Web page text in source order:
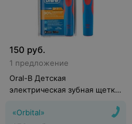
150 руб.
1 предложение
Oral-B Детская
электрическая зубная щетка
«Orbital»